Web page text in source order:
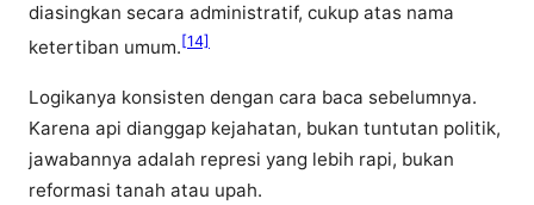
diasingkan secara administratif, cukup atas nama
ketertiban umum. [14]
Logikanya konsisten dengan cara baca sebelumnya.
Karena api dianggap kejahatan, bukan tuntutan politik,
jawabannya adalah represi yang lebih rapi, bukan
reformasi tanah atau upah.